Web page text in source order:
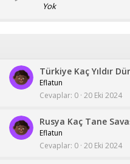
Yok
Türkiye Kaç Yıldır
Eflatun
Cevaplar 0 20 Eki 2024
Rusya Kaç Tane
Eflatun
Cevaplar 0 20 Eki 2024